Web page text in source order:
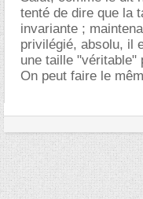
tenté de dire que la
invariante ;
privilégié, absolu, il
une taille "véritable"
On peut faire le